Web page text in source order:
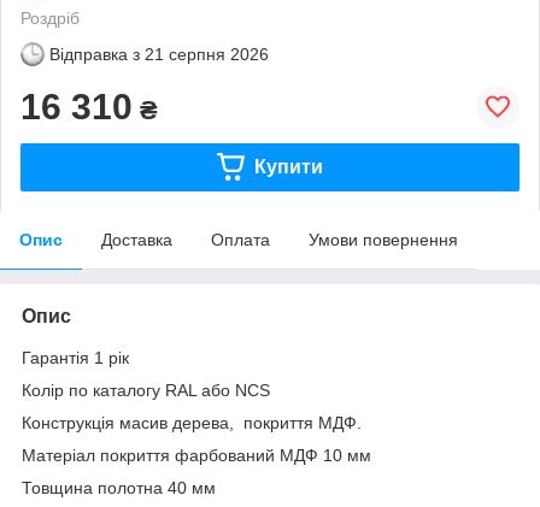
Роздріб
Відправка з 21 серпня 2026
16 310 ₴
Купити
Опис Доставка Оплата Умови повернення
Опис
Гарантія 1 рік
Колір по каталогу RAL або NCS
Конструкція масив дерева, покриття МДФ.
Матеріал покриття фарбований МДФ 10 мм
Товщина полотна 40 мм